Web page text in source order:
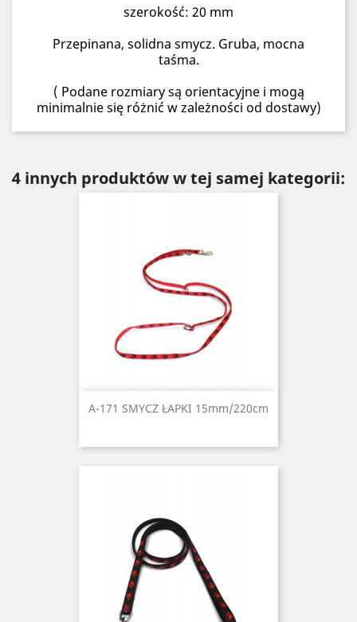
szerokość: 20 mm
Przepinana, solidna smycz. Gruba, mocna
taśma.
( Podane rozmiary są orientacyjne i mogą
minimalnie się różnić w zależności od dostawy)
4 innych produktów w tej samej kategorii:
A-171 SMYCZ ŁAPKI 15mm/220cm